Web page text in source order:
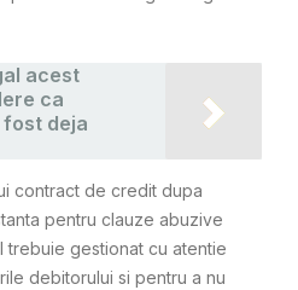
acest
ca
deja
contract de credit dupa
pentru clauze abuzive
trebuie gestionat cu atentie
debitorului si pentru a nu